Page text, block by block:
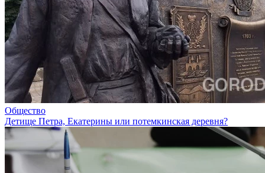
Общество
Детище Петра, Екатерины или потемкинская деревня?